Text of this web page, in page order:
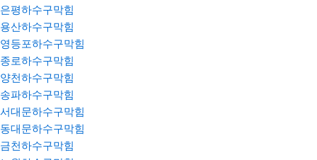
은평하수구막힘
용산하수구막힘
영등포하수구막힘
종로하수구막힘
양천하수구막힘
송파하수구막힘
서대문하수구막힘
동대문하수구막힘
금천하수구막힘